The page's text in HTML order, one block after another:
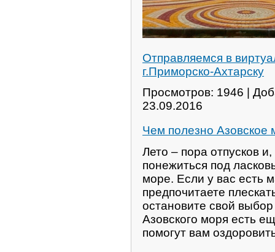
Отправляемся в
г.Приморско-Ахтарску
Просмотров: 1946 |
23.09.2016
Чем полезно Азовское
Лето – пора отпусков
понежиться под
море. Если у вас есть
предпочитаете
остановите свой
Азовского моря есть
помогут вам